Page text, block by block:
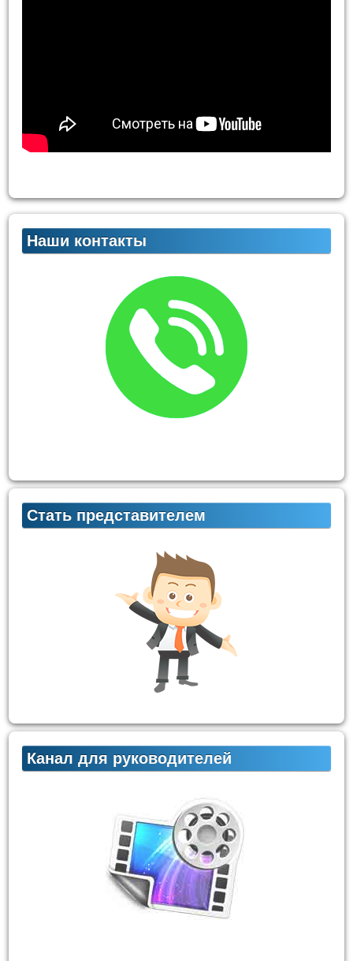
Наши контакты
Стать представителем
Канал для руководителей